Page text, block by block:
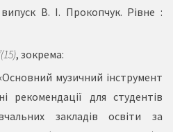
В. І. Прокопчук. Рівне :
(15), зокрема:
музичний інструмент
рекомендації для студентів
закладів освіти за